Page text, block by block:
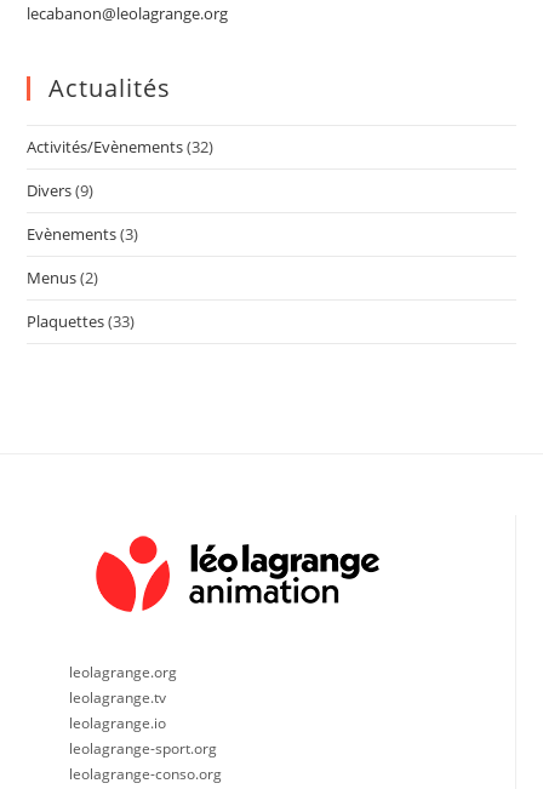
lecabanon@leolagrange.org
Actualités
Activités/Evènements(32)
Divers(9)
Evènements(3)
Menus(2)
Plaquettes(33)
leolagrange.org
leolagrange.tv
leolagrange.io
leolagrange-sport.org
leolagrange-conso.org